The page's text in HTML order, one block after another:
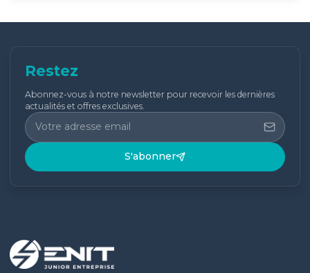
Restez
Abonnez-vous à notre newsletter pour recevoir les dernières
actualités et offres exclusives.
S'abonner